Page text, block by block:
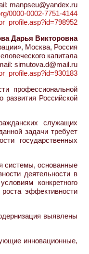
manpseu@yandex.ru
0000-0002-7751-4144
Дарья Викторовна
Москва, Россия
капитала
simutova.d@mail.ru
профессиональной
развития Российской
служащих
задачи требует
государственных
системы, основанные
деятельности в
конкретного
эффективности
выявлены
инновационные,